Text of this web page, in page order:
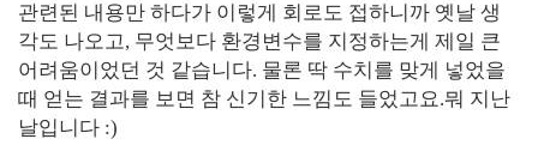
관련된 내용만 하다가 이렇게 회로도 접하니까 옛날 생
각도 나오고, 무엇보다 환경변수를 지정하는게 제일 큰
어려움이었던 것 같습니다. 물론 딱 수치를 맞게 넣었을
때 얻는 결과를 보면 참 신기한 느낌도 들었고요.뭐 지난
날입니다 :)